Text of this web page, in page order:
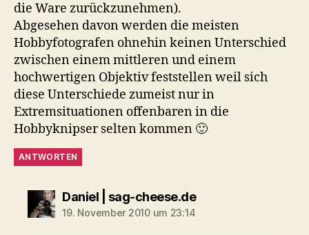
die Ware zurückzunehmen).
Abgesehen davon werden die meisten
Hobbyfotografen ohnehin keinen Unterschied
zwischen einem mittleren und einem
hochwertigen Objektiv feststellen weil sich
diese Unterschiede zumeist nur in
Extremsituationen offenbaren in die
Hobbyknipser selten kommen 🙂
ANTWORTEN
Daniel | sag-cheese.desagt:
19. November 2010 um 23:14